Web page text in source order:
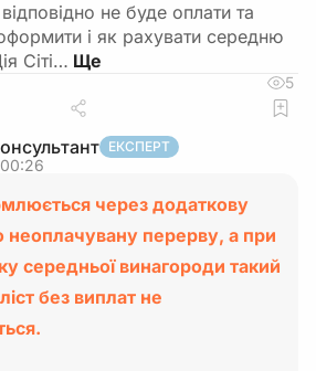
не буде оплати та
і як рахувати середню
Сіті…
5
ЕКСПЕРТ
через додаткову
неоплачувану перерву, а при
середньої винагороди такий
без виплат не